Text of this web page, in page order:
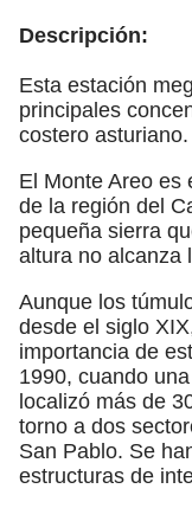
Descripción:
Esta estación
principales
costero asturiano.
El Monte Areo es
de la región del
pequeña sierra
altura no alcanza
Aunque los
desde el siglo
importancia de
1990, cuando
localizó más de
torno a dos
San Pablo. Se
estructuras de